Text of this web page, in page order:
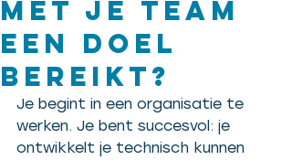
met je team
een doel
bereikt?
Je begint in een organisatie te
werken. Je bent succesvol: je
ontwikkelt je technisch kunnen